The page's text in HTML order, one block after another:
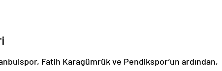
Fatih Karagümrük ve Pendikspor’un ardından,